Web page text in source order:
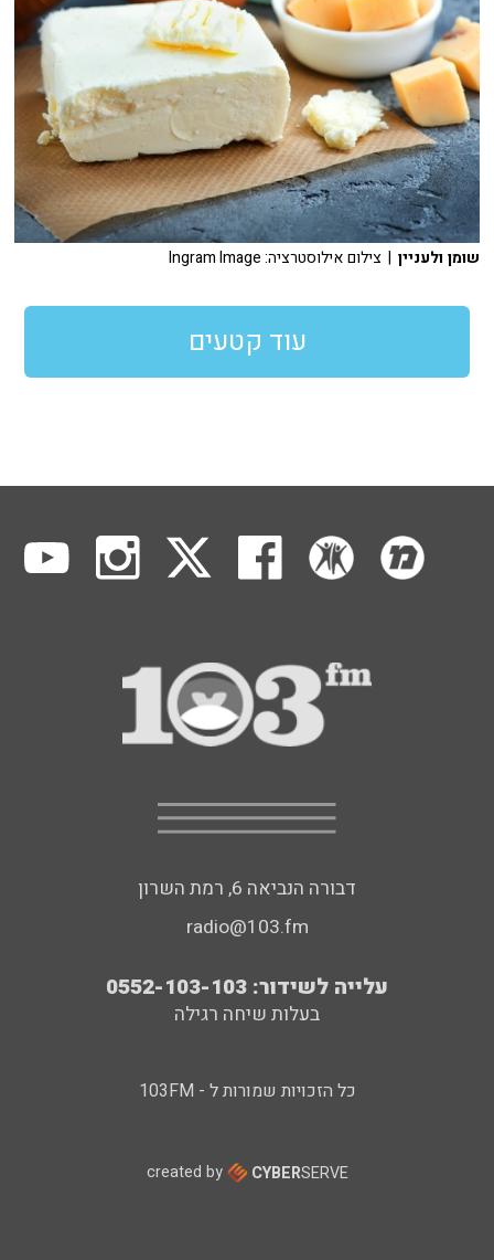
שומן ולעניין | צילום אילוסטרציה: Ingram Image
עוד קטעים
דבורה הנביאה 6, רמת השרון
radio@103.fm
עלייה לשידור: 0552-103-103
בעלות שיחה רגילה
כל הזכויות שמורות ל - 103FM
created by CYBERSERVE